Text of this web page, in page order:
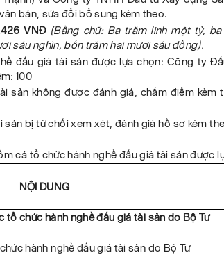
bản, sửa đổi bổ sung kèm theo.
VNĐ (Bằng chữ: Ba trăm linh một tỷ,
sáu nghìn, bốn trăm hai mươi sáu đồng).
đấu giá tài sản được lựa chọn: Công ty
100
sản không được đánh giá, chấm điểm kèm
sản bị từ chối xem xét, đánh giá hồ sơ kèm
cả tổ chức hành nghề đấu giá tài sản được
NỘI DUNG
tổ chức hành nghề đấu giá tài sản do Bộ Tư
hành nghề đấu giá tài sản do Bộ Tư